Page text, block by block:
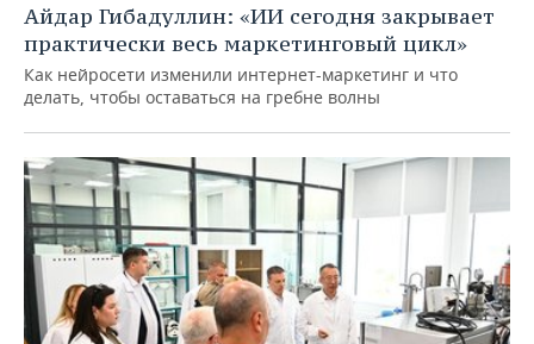
Айдар Гибадуллин: «ИИ сегодня закрывает
практически весь маркетинговый цикл»
Как нейросети изменили интернет-маркетинг и что
делать, чтобы оставаться на гребне волны